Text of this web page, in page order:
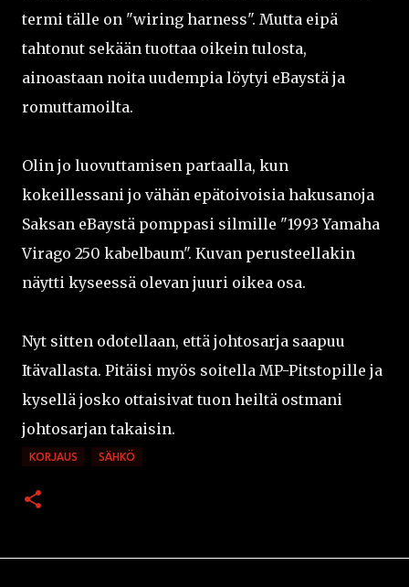
termi tälle on "wiring harness". Mutta eipä
tahtonut sekään tuottaa oikein tulosta,
ainoastaan noita uudempia löytyi eBaystä ja
romuttamoilta.
Olin jo luovuttamisen partaalla, kun
kokeillessani jo vähän epätoivoisia hakusanoja
Saksan eBaystä pomppasi silmille "1993 Yamaha
Virago 250 kabelbaum". Kuvan perusteellakin
näytti kyseessä olevan juuri oikea osa.
Nyt sitten odotellaan, että johtosarja saapuu
Itävallasta. Pitäisi myös soitella MP-Pitstopille ja
kysellä josko ottaisivat tuon heiltä ostmani
johtosarjan takaisin.
KORJAUS SÄHKÖ